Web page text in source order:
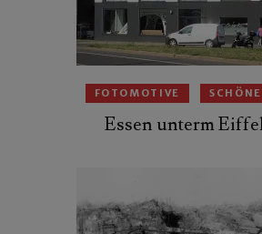
FOTOMOTIVE
Essen unterm